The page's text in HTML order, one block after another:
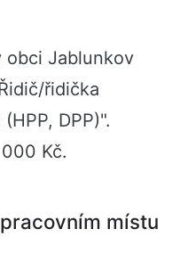
obci Jablunkov
řidička
DPP)".
Kč.
místu